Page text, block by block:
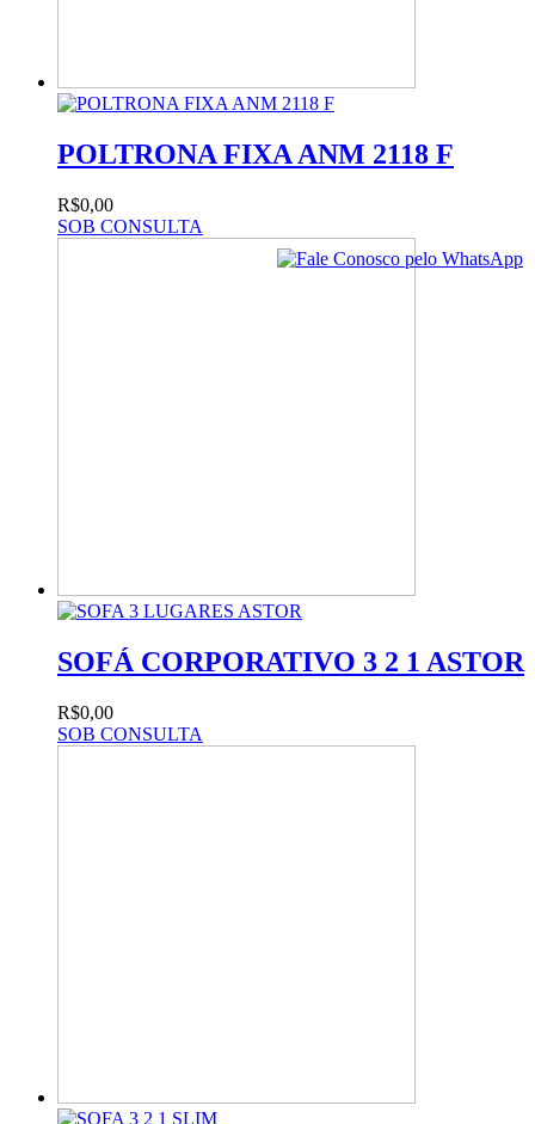
POLTRONA FIXA ANM 2118 F
R$0,00
SOB CONSULTA
SOFÁ CORPORATIVO 3 2 1 ASTOR
R$0,00
SOB CONSULTA